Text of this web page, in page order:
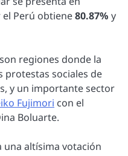
el Perú obtiene80.87% y
regiones donde la
protestas sociales de
y un importante sector
Fujimori con el
Boluarte.
altísima votación